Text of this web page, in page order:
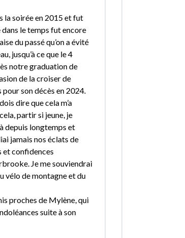
la soirée en 2015 et fut
le temps fut encore
du passé qu’on a évité
jusqu’à ce que le 4
notre graduation de
de la croiser de
pour son décès en 2024.
dire que cela m’a
partir si jeune, je
depuis longtemps et
jamais nos éclats de
et confidences
Je me souviendrai
vélo de montagne et du
proches de Mylène, qui
suite à son